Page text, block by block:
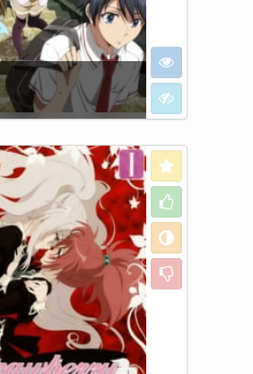
I want to see
I don't want to
Love
Like
Neutral
Dislike